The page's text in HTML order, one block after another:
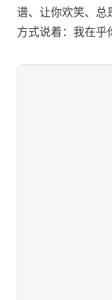
谱、让你欢笑、总
方式说着：我在乎